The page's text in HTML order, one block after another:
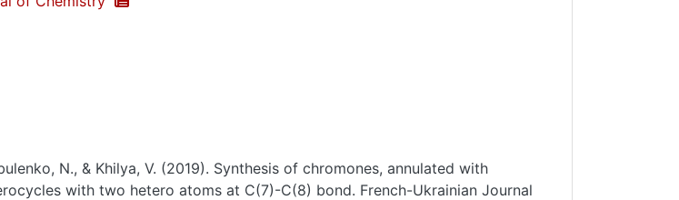
N., & Khilya, V. (2019). Synthesis of chromones, annulated with
with two hetero atoms at C(7)-C(8) bond. French-Ukrainian Journal